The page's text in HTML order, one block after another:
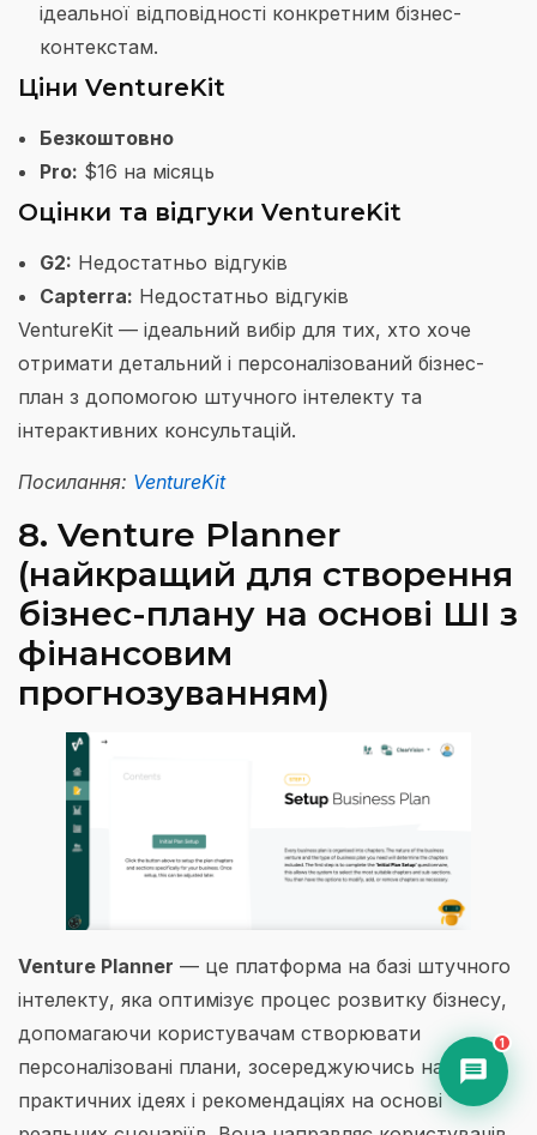
ідеальної відповідності конкретним бізнес-
контекстам.
Ціни VentureKit
Безкоштовно
Pro: $16 на місяць
Оцінки та відгуки VentureKit
G2: Недостатньо відгуків
Capterra: Недостатньо відгуків
VentureKit — ідеальний вибір для тих, хто хоче
отримати детальний і персоналізований бізнес-
план з допомогою штучного інтелекту та
інтерактивних консультацій.
Посилання: VentureKit
8. Venture Planner
(найкращий для створення
бізнес-плану на основі ШІ з
фінансовим
прогнозуванням)
Venture Planner — це платформа на базі штучного
інтелекту, яка оптимізує процес розвитку бізнесу,
допомагаючи користувачам створювати
персоналізовані плани, зосереджуючись на
практичних ідеях і рекомендаціях на основі
1